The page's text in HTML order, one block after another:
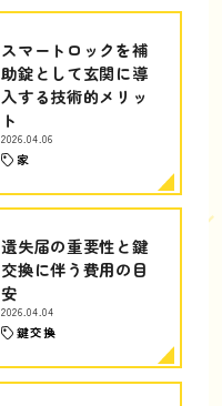
スマートロックを補
助錠として玄関に導
入する技術的メリッ
ト
2026.04.06
家
遺失届の重要性と鍵
交換に伴う費用の目
安
2026.04.04
鍵交換